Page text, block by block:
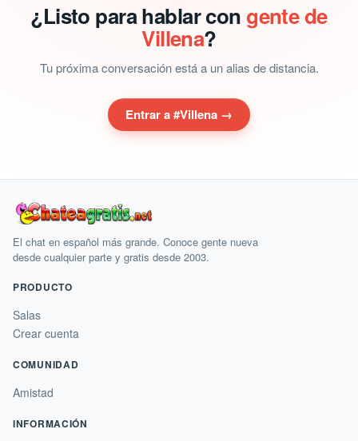
¿Listo para hablar con gente de
Villena?
Tu próxima conversación está a un alias de distancia.
Entrar a #Villena →
El chat en español más grande. Conoce gente nueva
desde cualquier parte y gratis desde 2003.
PRODUCTO
Salas
Crear cuenta
COMUNIDAD
Amistad
INFORMACIÓN